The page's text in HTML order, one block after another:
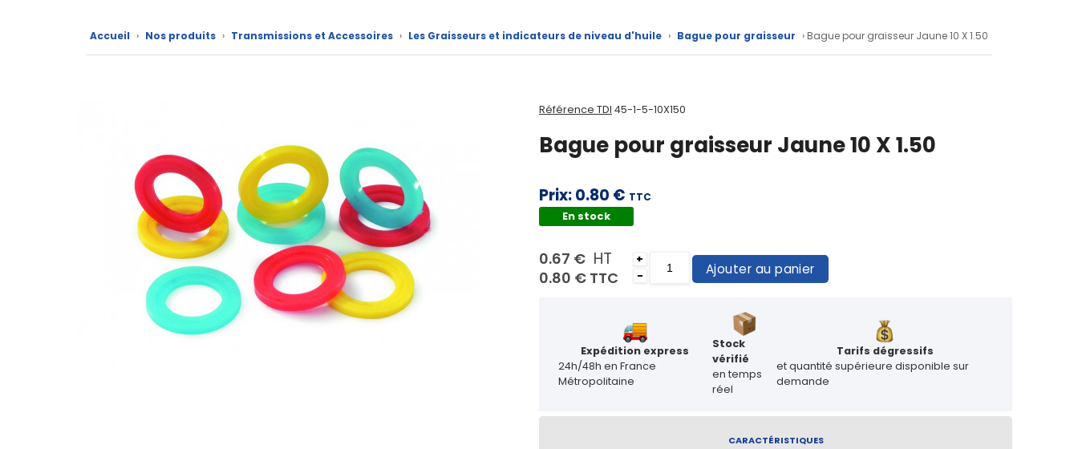
marques
Documentations
Accueil › Nos produits › Transmissions et Accessoires › Les Graisseurs et indicateurs de niveau d'huile › Bague pour graisseur › Bague pour graisseur Jaune 10 X 1.50
Référence TDI 45-1-5-10X150
Bague pour graisseur Jaune 10 X 1.50
Prix:0.80 € TTC
En stock
0.67 € HT
0.80 € TTC
+
-
Ajouter au panier
Expédition express
24h/48h en France
Métropolitaine
Stock
vérifié
en temps
réel
Tarifs dégressifs
et quantité supérieure disponible sur
demande
CARACTÉRISTIQUES